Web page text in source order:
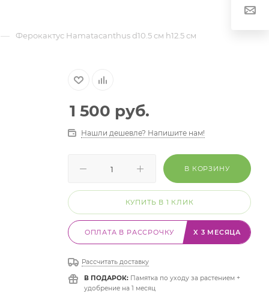
— Ферокактус Hamatacanthus d10.5 см h12.5 см
1 500 руб.
Нашли дешевле? Напишите нам!
В КОРЗИНУ
КУПИТЬ В 1 КЛИК
ОПЛАТА В РАССРОЧКУ X 3 МЕСЯЦА
Рассчитать доставку
В ПОДАРОК: Памятка по уходу за растением +
удобрение на 1 месяц